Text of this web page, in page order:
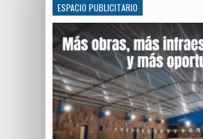
ESPACIO PUBLICITARIO